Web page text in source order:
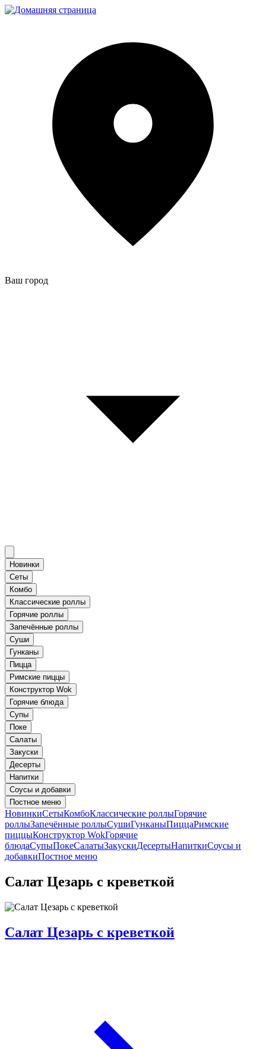
Ваш город
Новинки
Сеты
Комбо
Классические роллы
Горячие роллы
Запечённые роллы
Суши
Гунканы
Пицца
Римские пиццы
Конструктор Wok
Горячие блюда
Супы
Поке
Салаты
Закуски
Десерты
Напитки
Соусы и добавки
Постное меню
НовинкиСетыКомбоКлассические роллыГорячие
роллыЗапечённые роллыСушиГунканыПиццаРимские
пиццыКонструктор WokГорячие
блюдаСупыПокеСалатыЗакускиДесертыНапиткиСоусы и
добавкиПостное меню
Салат Цезарь с креветкой
Салат Цезарь с креветкой